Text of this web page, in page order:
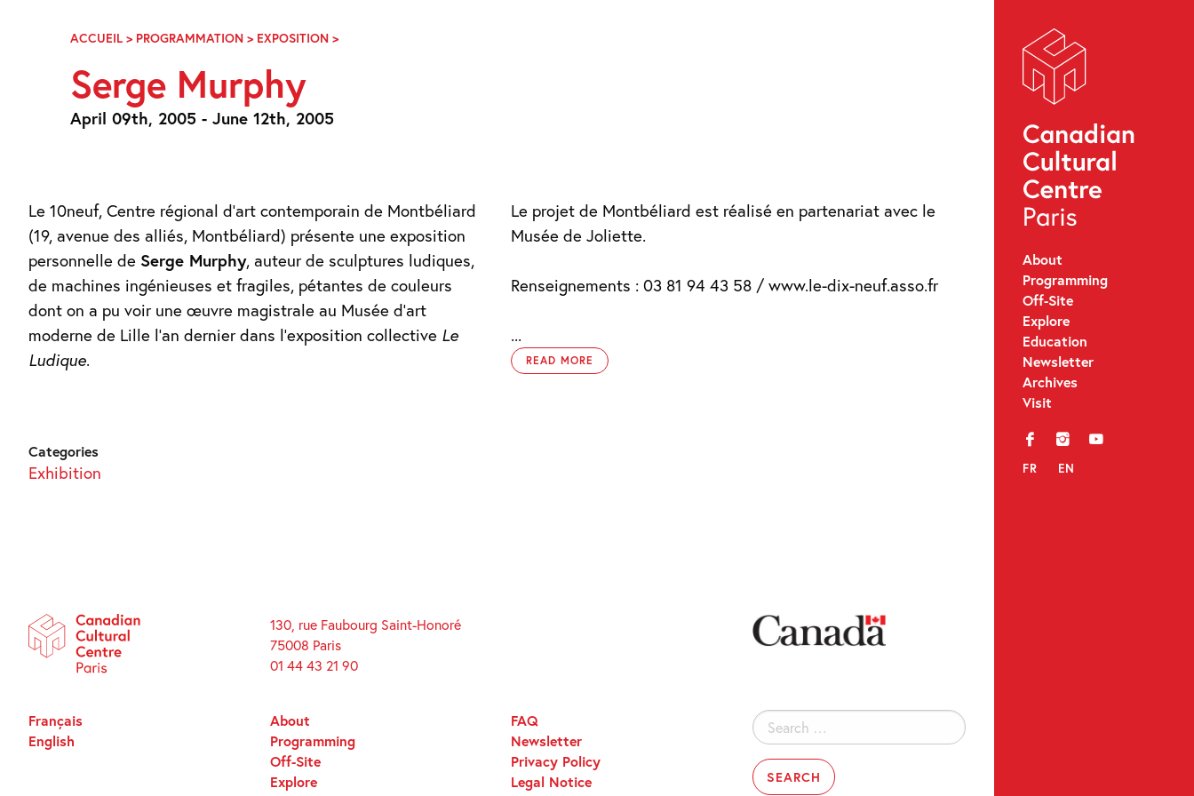
Navigation
About
Programming
Off-Site
Explore
Education
Newsletter
Archives
Visit
f i y
FR EN
ACCUEIL > PROGRAMMATION > EXPOSITION >SERGE
Serge Murphy
April 09th, 2005 - June 12th, 2005
Le 10neuf, Centre régional d’art contemporain de Montbéliard
(19, avenue des alliés, Montbéliard) présente une exposition
personnelle de Serge Murphy, auteur de sculptures ludiques,
de machines ingénieuses et fragiles, pétantes de couleurs
dont on a pu voir une œuvre magistrale au Musée d’art
moderne de Lille l’an dernier dans l’exposition collective Le
Ludique.
Le projet de Montbéliard est réalisé en partenariat avec le
Musée de Joliette.
Renseignements : 03 81 94 43 58 / www.le-dix-neuf.asso.fr
...
READ MORE
Categories
Exhibition
130, rue Faubourg Saint-Honoré
75008 Paris
01 44 43 21 90
Search
for:
About
Programming
Off-Site
Explore
FAQ
Newsletter
Privacy Policy
Legal Notice
Français
English